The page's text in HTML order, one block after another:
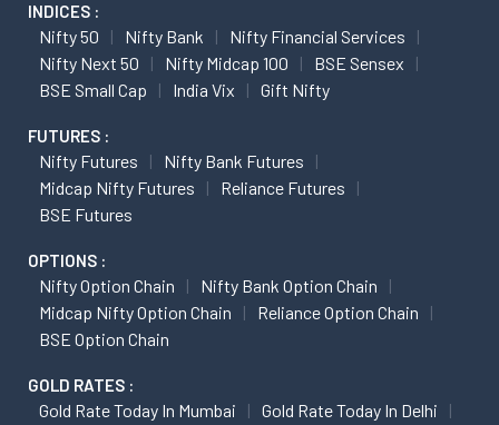
INDICES :
Nifty 50 Nifty Bank
Nifty Financial Services
Nifty Next 50
Nifty Midcap 100
BSE Sensex
BSE Small Cap
India Vix Gift Nifty
FUTURES :
Nifty Futures
Nifty Bank Futures
Midcap Nifty Futures
Reliance Futures
BSE Futures
OPTIONS :
Nifty Option Chain
Nifty Bank Option Chain
Midcap Nifty Option Chain
Reliance Option Chain
BSE Option Chain
GOLD RATES :
Gold Rate Today In Mumbai
Gold Rate Today In Delhi